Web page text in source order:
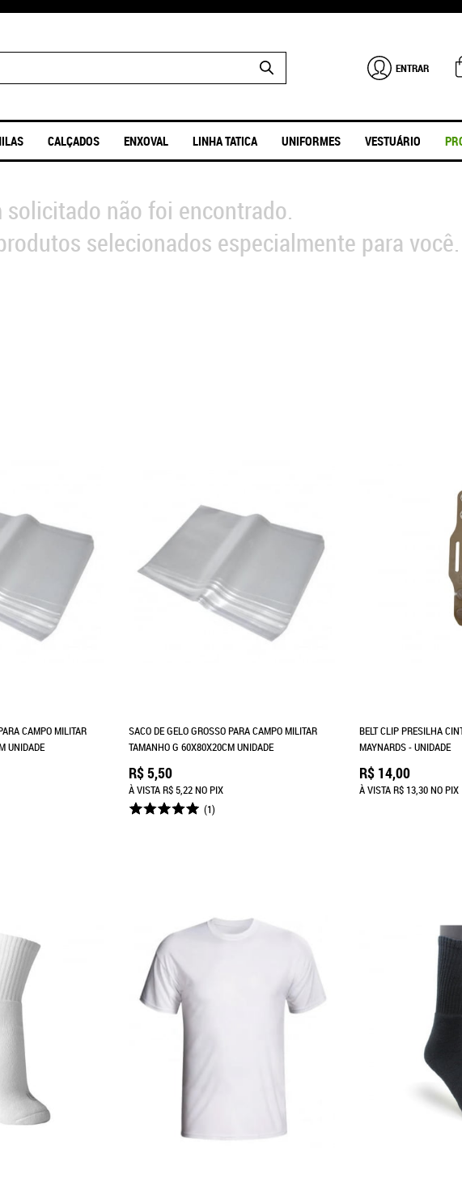
ENTRAR
CALÇADOS ENXOVAL LINHA TATICA UNIFORMES VESTUÁRIO
solicitado não foi encontrado.
selecionados especialmente para você.
CAMPO MILITAR
UNIDADE
SACO DE GELO GROSSO PARA CAMPO MILITAR
TAMANHO G 60X80X20CM UNIDADE
R$ 5,50
À VISTAR$ 5,22NO PIX
(1)
BELT CLIP PRESILHA
MAYNARDS - UNIDADE
R$ 14,00
À VISTAR$ 13,30NO PIX